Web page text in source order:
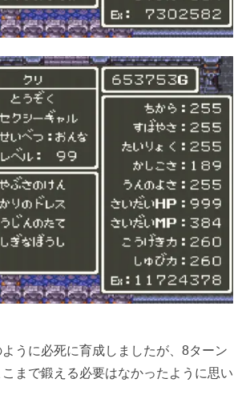
うに必死に育成しましたが、8ターン
まで鍛える必要はなかったように思い